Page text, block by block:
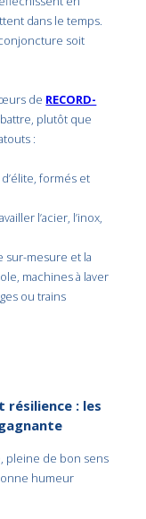
dans le temps.
soit
de RECORD-
plutôt que
:
formés et
l’acier, l’inox,
sur-mesure et la
machines à laver
ou trains
résilience : les
pleine de bon sens
humeur